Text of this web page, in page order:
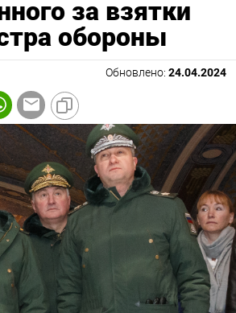
за взятки
обороны
Обновлено: 24.04.2024